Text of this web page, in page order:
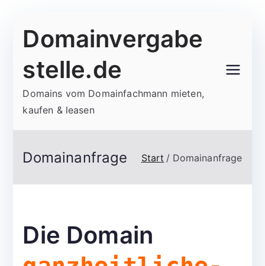
Inhalt
Domainvergabe
stelle.de
Domains vom Domainfachmann mieten,
kaufen & leasen
Domainanfrage Start Domainanfrage
Die Domain